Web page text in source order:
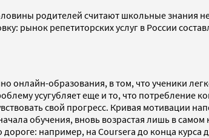
родителей считают школьные
рынок репетиторских услуг в России
онлайн-образования, в том, что ученики
усугубляет еще и то, что потребление
свой прогресс. Кривая мотивации
обучения, вновь возрастая лишь в
дороге: например, на Coursera до конца